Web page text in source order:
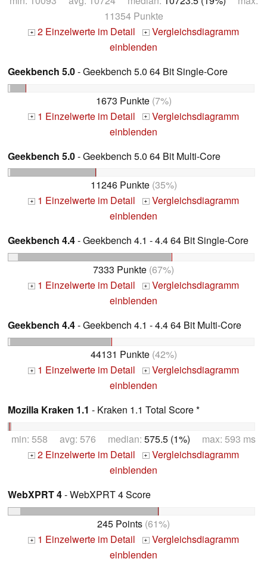
11354 Punkte
+ 2 Einzelwerte im Detail + Vergleichsdiagramm
einblenden
Geekbench 5.0- Geekbench 5.0 64 Bit Single-Core
1673 Punkte(7%)
+ 1 Einzelwerte im Detail + Vergleichsdiagramm
einblenden
Geekbench 5.0- Geekbench 5.0 64 Bit Multi-Core
11246 Punkte(35%)
+ 1 Einzelwerte im Detail + Vergleichsdiagramm
einblenden
Geekbench 4.4- Geekbench 4.1 - 4.4 64 Bit Single-Core
7333 Punkte (67%)
+ 1 Einzelwerte im Detail + Vergleichsdiagramm
einblenden
Geekbench 4.4- Geekbench 4.1 - 4.4 64 Bit Multi-Core
44131 Punkte(42%)
+ 1 Einzelwerte im Detail + Vergleichsdiagramm
einblenden
Mozilla Kraken 1.1 - Kraken 1.1 Total Score *
min: 558 avg: 576 median: 575.5 (1%) max: 593 ms
+ 2 Einzelwerte im Detail + Vergleichsdiagramm
einblenden
WebXPRT 4- WebXPRT 4 Score
245 Points (61%)
+ 1 Einzelwerte im Detail + Vergleichsdiagramm
einblenden